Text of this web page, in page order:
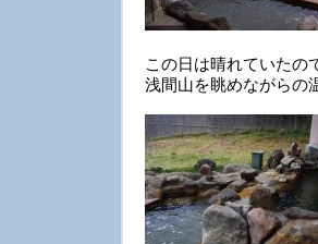
この日は晴れていたの
浅間山を眺めながらの